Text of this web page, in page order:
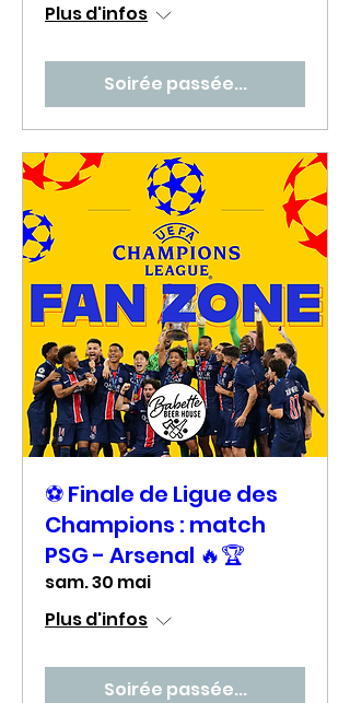
Plus d'infos
Soirée passée...
⚽ Finale de Ligue des
Champions : match
PSG - Arsenal 🔥🏆
sam. 30 mai
Plus d'infos
Soirée passée...